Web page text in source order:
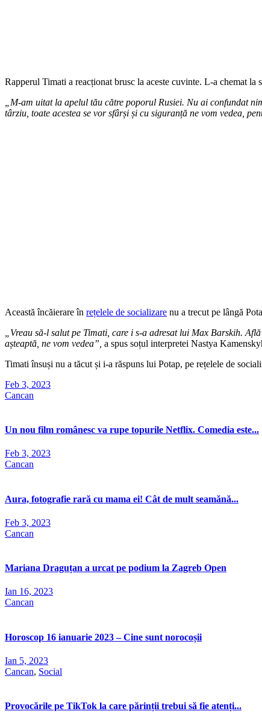
Rapperul Timati a reacționat brusc la aceste cuvinte. L-a chemat
„M-am uitat la apelul tău către poporul Rusiei. Nu ai confundat
târziu, toate acestea se vor sfârși și cu siguranță ne vom vedea,
Această încăierare în rețelele de socializare nu a trecut pe lângă
„Vreau să-l salut pe Timati, care i s-a adresat lui Max Barskih.
așteaptă, ne vom vedea”, a spus soțul interpretei Nastya
Timati însuși nu a tăcut și i-a răspuns lui Potap, pe rețelele de
Feb 3, 2023
Cancan
Un nou film românesc va rupe topurile Netflix. Comedia este...
Feb 3, 2023
Cancan
Aura, fotografie rară cu mama ei! Cât de mult seamănă...
Feb 3, 2023
Cancan
Mariana Draguțan a urcat pe podium la Zagreb Open
Ian 16, 2023
Cancan
Horoscop 16 ianuarie 2023 – Cine sunt norocoșii
Ian 5, 2023
Cancan, Social
Provocările pe TikTok la care părinții trebui să fie atenți...